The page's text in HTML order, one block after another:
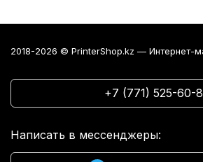
2018-2026 © PrinterShop.kz — Интернет-
+7 (771) 525-60-
Написать в мессенджеры: